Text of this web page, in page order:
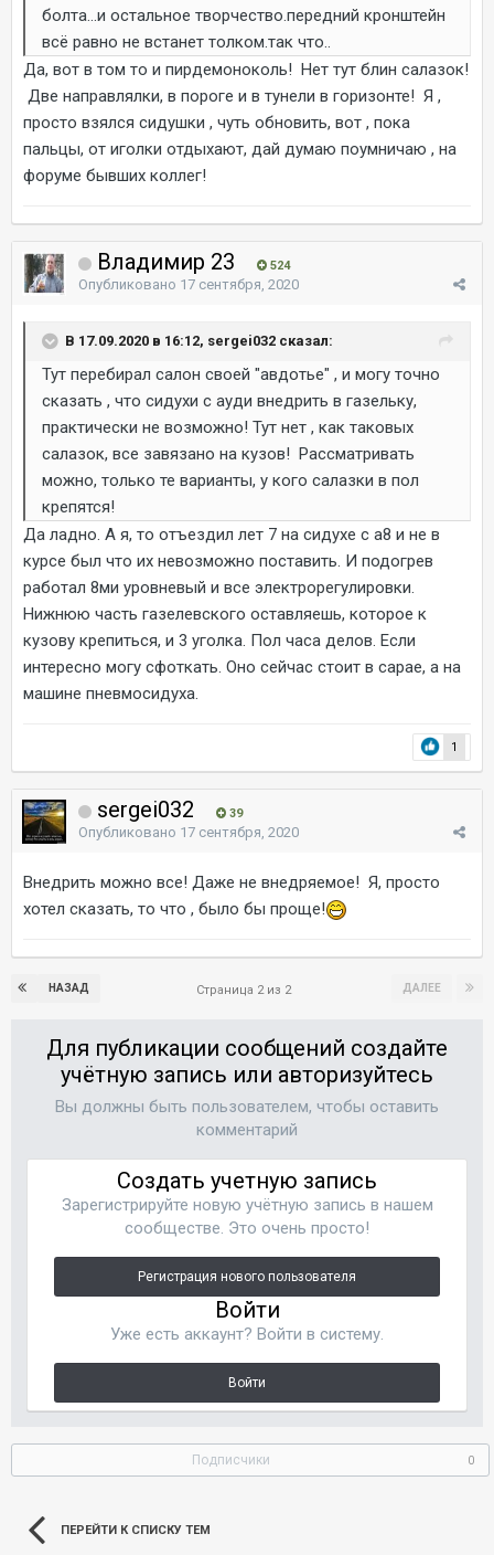
болта...и остальное творчество.передний кронштейн
всё равно не встанет толком.так что..
Да, вот в том то и пирдемоноколь! Нет тут блин салазок!
Две направлялки, в пороге и в тунели в горизонте! Я ,
просто взялся сидушки , чуть обновить, вот , пока
пальцы, от иголки отдыхают, дай думаю поумничаю , на
форуме бывших коллег!
Владимир 23 524
Опубликовано 17 сентября, 2020
В 17.09.2020 в 16:12, sergei032 сказал:
Тут перебирал салон своей "авдотье" , и могу точно
сказать , что сидухи с ауди внедрить в газельку,
практически не возможно! Тут нет , как таковых
салазок, все завязано на кузов! Рассматривать
можно, только те варианты, у кого салазки в пол
крепятся!
Да ладно. А я, то отъездил лет 7 на сидухе с а8 и не в
курсе был что их невозможно поставить. И подогрев
работал 8ми уровневый и все электрорегулировки.
Нижнюю часть газелевского оставляешь, которое к
кузову крепиться, и 3 уголка. Пол часа делов. Если
интересно могу сфоткать. Оно сейчас стоит в сарае, а на
машине пневмосидуха.
1
sergei032 39
Опубликовано 17 сентября, 2020
Внедрить можно все! Даже не внедряемое! Я, просто
хотел сказать, то что , было бы проще!
НАЗАД ДАЛЕЕ
Страница 2 из 2
Для публикации сообщений создайте
учётную запись или авторизуйтесь
Вы должны быть пользователем, чтобы оставить
комментарий
Создать учетную запись
Зарегистрируйте новую учётную запись в нашем
сообществе. Это очень просто!
Регистрация нового пользователя
Войти
Уже есть аккаунт? Войти в систему.
Войти
Подписчики 0
ПЕРЕЙТИ К СПИСКУ ТЕМ